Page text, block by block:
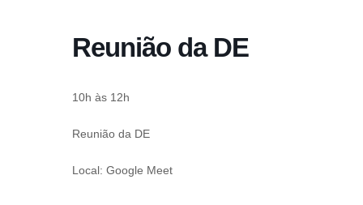
Reunião da DE
10h às 12h
Reunião da DE
Local: Google Meet